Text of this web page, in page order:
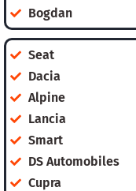
Bogdan
Seat
Dacia
Alpine
Lancia
Smart
DS Automobiles
Cupra